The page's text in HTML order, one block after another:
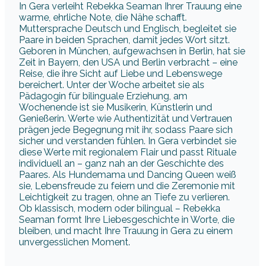
In Gera verleiht Rebekka Seaman Ihrer Trauung eine
warme, ehrliche Note, die Nähe schafft.
Muttersprache Deutsch und Englisch, begleitet sie
Paare in beiden Sprachen, damit jedes Wort sitzt.
Geboren in München, aufgewachsen in Berlin, hat sie
Zeit in Bayern, den USA und Berlin verbracht – eine
Reise, die ihre Sicht auf Liebe und Lebenswege
bereichert. Unter der Woche arbeitet sie als
Pädagogin für bilinguale Erziehung, am
Wochenende ist sie Musikerin, Künstlerin und
Genießerin. Werte wie Authentizität und Vertrauen
prägen jede Begegnung mit ihr, sodass Paare sich
sicher und verstanden fühlen. In Gera verbindet sie
diese Werte mit regionalem Flair und passt Rituale
individuell an – ganz nah an der Geschichte des
Paares. Als Hundemama und Dancing Queen weiß
sie, Lebensfreude zu feiern und die Zeremonie mit
Leichtigkeit zu tragen, ohne an Tiefe zu verlieren.
Ob klassisch, modern oder bilingual – Rebekka
Seaman formt Ihre Liebesgeschichte in Worte, die
bleiben, und macht Ihre Trauung in Gera zu einem
unvergesslichen Moment.